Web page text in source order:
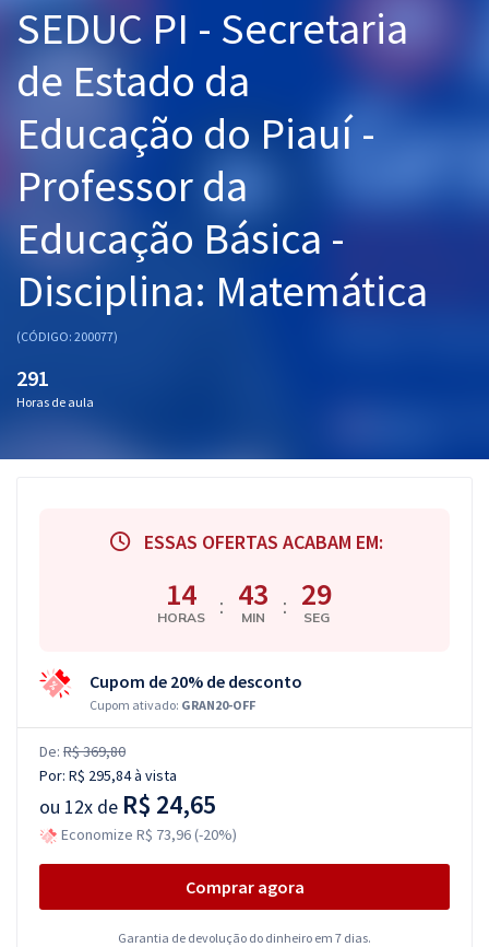
Cursos 20% OFF
Pós
Graduação
OAB
Mentorias
Questões grátis
Aprovados
SEDUC PI - Secretaria
de Estado da
Educação do Piauí -
Professor da
Educação Básica -
Disciplina: Matemática
(CÓDIGO: 200077)
291
Horas de aula
ESSAS OFERTAS ACABAM EM:
14
HORAS : 43
MIN : 28
SEG
Cupom de 20% de desconto
Cupom ativado: GRAN20-OFF
De: R$ 369,80
Por: R$ 295,84à vista
ou 12x de R$ 24,65
Economize R$ 73,96 (-20%)
Comprar agora
Garantia de devolução do dinheiro em 7 dias.